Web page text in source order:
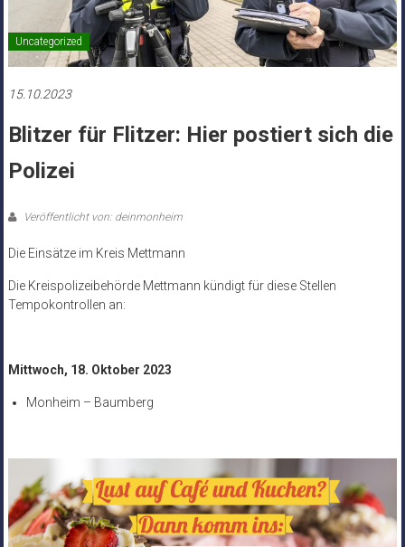
Uncategorized
15.10.2023
Blitzer für Flitzer: Hier postiert sich die
Polizei
Veröffentlicht von: deinmonheim
Die Einsätze im Kreis Mettmann
Die Kreispolizeibehörde Mettmann kündigt für diese Stellen
Tempokontrollen an:
Mittwoch, 18. Oktober 2023
Monheim – Baumberg